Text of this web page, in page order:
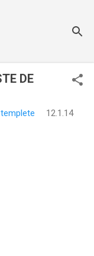
DE
templete 12.1.14